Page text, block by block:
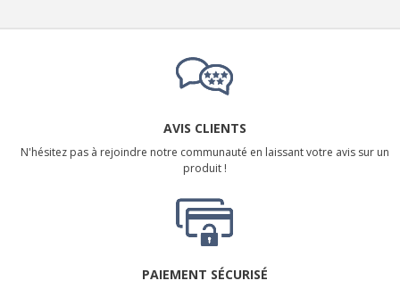
AVIS CLIENTS
N'hésitez pas à rejoindre notre communauté en laissant votre avis sur un
produit !
PAIEMENT SÉCURISÉ